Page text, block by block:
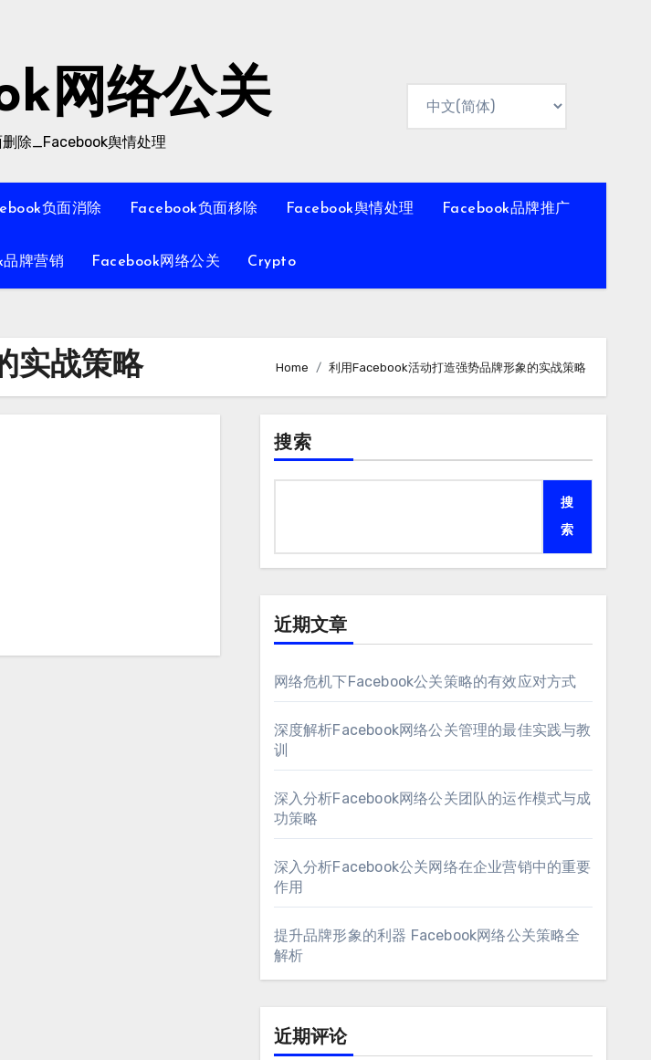
网络公关
除_Facebook舆情处理
负面消除 Facebook负面移除 Facebook舆情处理 Facebook品牌推广
牌营销 Facebook网络公关 Crypto
实战策略 Home 利用Facebook活动打造强势品牌形象的实战策略
搜索
搜
索
近期文章
网络危机下Facebook公关策略的有效应对方式
深度解析Facebook网络公关管理的最佳实践与教
训
深入分析Facebook网络公关团队的运作模式与成
功策略
深入分析Facebook公关网络在企业营销中的重要
作用
提升品牌形象的利器 Facebook网络公关策略全
解析
近期评论